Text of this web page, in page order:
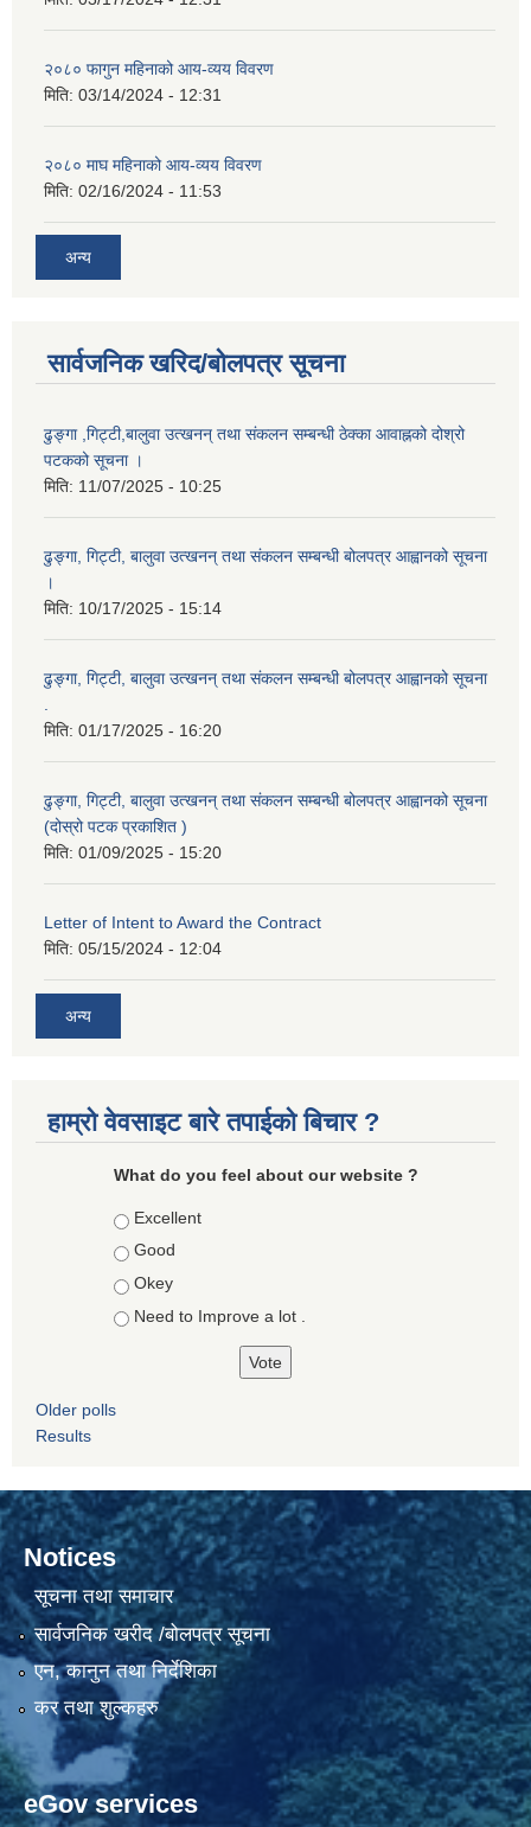
२०८० फागुन महिनाको आय-व्यय विवरण
मिति: 03/14/2024 - 12:31
२०८० माघ महिनाको आय-व्यय विवरण
मिति: 02/16/2024 - 11:53
अन्य
सार्वजनिक खरिद/बोलपत्र सूचना
ढुङ्गा ,गिट्टी,बालुवा उत्खनन् तथा संकलन सम्बन्धी ठेक्का आवाह्नको दोश्रो
पटकको सूचना ।
मिति: 11/07/2025 - 10:25
ढुङ्गा, गिट्टी, बालुवा उत्खनन् तथा संकलन सम्बन्धी बोलपत्र आह्वानको सूचना
।
मिति: 10/17/2025 - 15:14
ढुङ्गा, गिट्टी, बालुवा उत्खनन् तथा संकलन सम्बन्धी बोलपत्र आह्वानको सूचना
.
मिति: 01/17/2025 - 16:20
ढुङ्गा, गिट्टी, बालुवा उत्खनन् तथा संकलन सम्बन्धी बोलपत्र आह्वानको सूचना
(दोस्रो पटक प्रकाशित )
मिति: 01/09/2025 - 15:20
Letter of Intent to Award the Contract
मिति: 05/15/2024 - 12:04
अन्य
हाम्रो वेवसाइट बारे तपाईको बिचार ?
What do you feel about our website ?
Choices
Excellent
Good
Okey
Need to Improve a lot .
Older polls
Results
Notices
सूचना तथा समाचार
सार्वजनिक खरीद /बोलपत्र सूचना
एन, कानुन तथा निर्देशिका
कर तथा शुल्कहरु
eGov services